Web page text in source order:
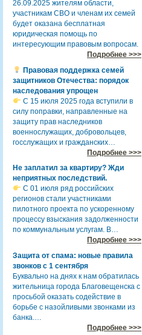
26.09.2025 жителям области,
участникам СВО и членам их семей
будет оказана бесплатная
юридическая помощь по
интересующим правовым вопросам.
Подробнее >>>
Правовая поддержка семей
защитников Отечества: порядок
наследования упрощен
С 15 июля 2025 года вступили в
силу поправки, направленные на
защиту прав наследников
военнослужащих, добровольцев,
госслужащих и гражданских…
Подробнее >>>
Не заплатил за квартиру? Жди
неприятных последствий.
С 01 июля ряд российских
регионов стали участниками
пилотного проекта по ускоренному
процессу взыскания задолженности
по коммунальным услугам. В…
Подробнее >>>
Защита от спама: новые правила
звонков с 1 сентября
Буквально на днях к нам обратилась
жительница города Благовещенска с
просьбой оказать содействие в
борьбе с назойливыми звонками из
банка.…
Подробнее >>>